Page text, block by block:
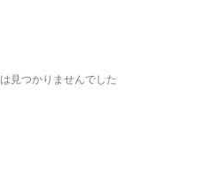
見つかりませんでした